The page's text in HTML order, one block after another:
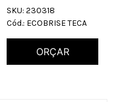
SKU: 230318
Cód.: ECOBRISE TECA
ORÇAR